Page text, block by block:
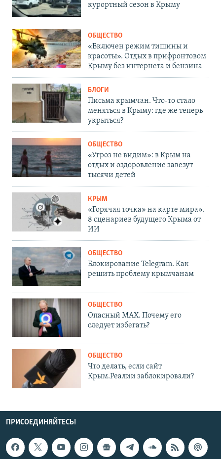
курортный сезон в Крыму
ОБЩЕСТВО
«Включен режим тишины и
красоты». Отдых в прифронтовом
Крыму без интернета и бензина
БЛОГИ
Письма крымчан. Что-то стало
меняться в Крыму: где же теперь
укрыться?
ОБЩЕСТВО
«Угроз не видим»: в Крым на
отдых и оздоровление завезут
тысячи детей
КРЫМ
«Горячая точка» на карте мира».
8 сценариев будущего Крыма от
ИИ
ОБЩЕСТВО
Блокирование Telegram. Как
решить проблему крымчанам
ОБЩЕСТВО
Опасный MAX. Почему его
следует избегать?
ОБЩЕСТВО
Что делать, если сайт
Крым.Реалии заблокировали?
ПРИСОЕДИНЯЙТЕСЬ!